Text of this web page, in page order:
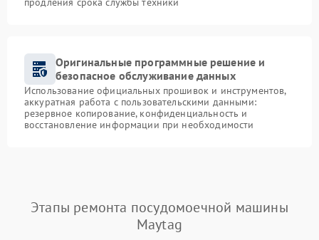
Оригинальные программные решение и
безопасное обслуживание данных
Использование официальных прошивок и инструментов,
аккуратная работа с пользовательскими данными:
резервное копирование, конфиденциальность и
восстановление информации при необходимости
Этапы ремонта посудомоечной машины
Maytag